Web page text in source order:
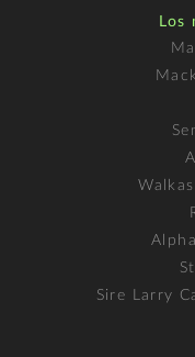
Los
Sire Larry